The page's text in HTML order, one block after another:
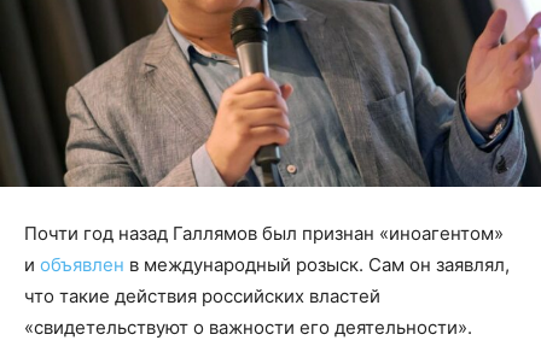
Почти год назад Галлямов был признан «иноагентом»
и объявлен в международный розыск. Сам он заявлял,
что такие действия российских властей
«свидетельствуют о важности его деятельности».